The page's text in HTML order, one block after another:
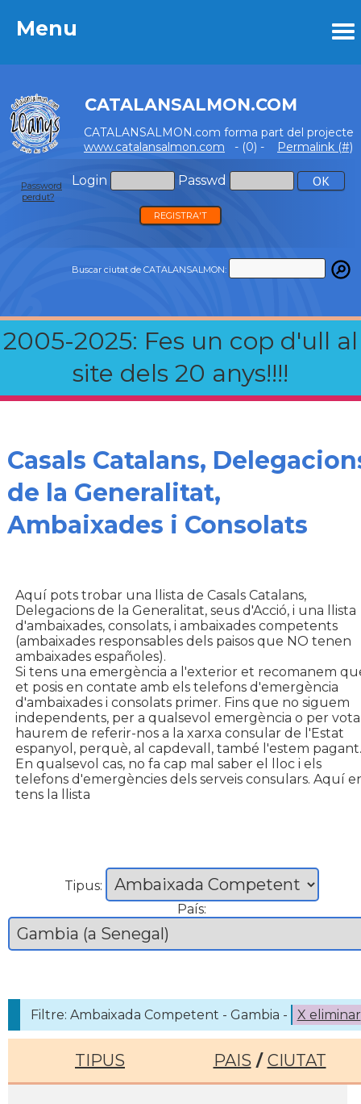
Menu
CATALANSALMON.COM
CATALANSALMON.com forma part del projecte
www.catalansalmon.com - (0) - Permalink (#)
Login Passwd
Password
perdut?
REGISTRA'T
Buscar ciutat de CATALANSALMON:
2005-2025: Fes un cop d'ull al
site dels 20 anys!!!!
Menu
Casals Catalans,
de la Generalitat,
Ambaixades i Consolats
Aquí pots trobar una llista de Casals Catalans,
Delegacions de la Generalitat, seus d'Acció, i una llista
d'ambaixades, consolats, i ambaixades competents
(ambaixades responsables dels paisos que NO tenen
ambaixades españoles).
Si tens una emergència a l'exterior et recomanem
et posis en contate amb els telefons d'emergència
d'ambaixades i consolats primer. Fins que no siguem
independents, per a qualsevol emergència o per
haurem de referir-nos a la xarxa consular de l'Estat
espanyol, perquè, al capdevall, també l'estem pagant.
En qualsevol cas, no fa cap mal saber el lloc i els
telefons d'emergències dels serveis consulars. Aquí
tens la llista
Tipus:
País:
Filtre: Ambaixada Competent - Gambia - X eliminar
TIPUS PAIS / CIUTAT